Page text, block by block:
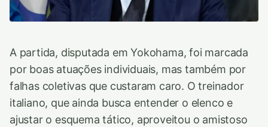
A partida, disputada em Yokohama, foi marcada
por boas atuações individuais, mas também por
falhas coletivas que custaram caro. O treinador
italiano, que ainda busca entender o elenco e
ajustar o esquema tático, aproveitou o amistoso